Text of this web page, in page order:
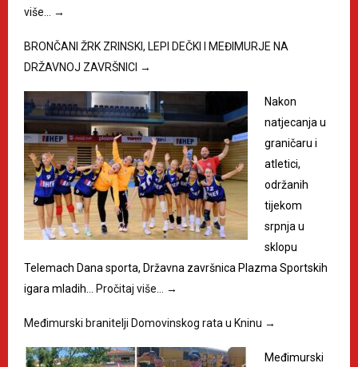
više…
→
BRONČANI ŽRK ZRINSKI, LEPI DEČKI I MEĐIMURJE NA
DRŽAVNOJ ZAVRŠNICI →
Nakon
natjecanja u
graničaru i
atletici,
održanih
tijekom
srpnja u
sklopu
Telemach Dana sporta, Državna završnica Plazma Sportskih
igara mladih…
Pročitaj više… →
Međimurski branitelji Domovinskog rata u Kninu →
Međimurski